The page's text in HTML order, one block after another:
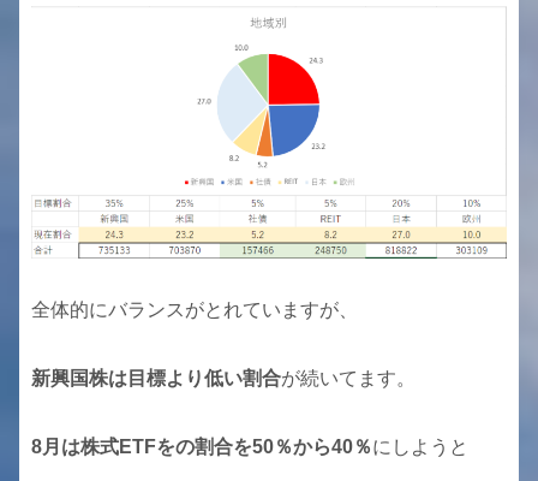
全体的にバランスがとれていますが、
新興国株は目標より低い割合が続いてます。
8月は株式ETFをの割合を50％から40％にしようと